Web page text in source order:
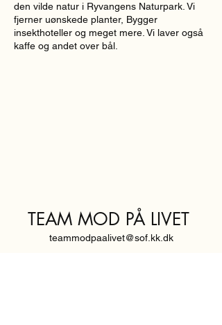
den vilde natur i Ryvangens Naturpark. Vi
fjerner uønskede planter, Bygger
insekthoteller og meget mere. Vi laver også
kaffe og andet over bål.
TEAM MOD PÅ LIVET
teammodpaalivet@sof.kk.dk